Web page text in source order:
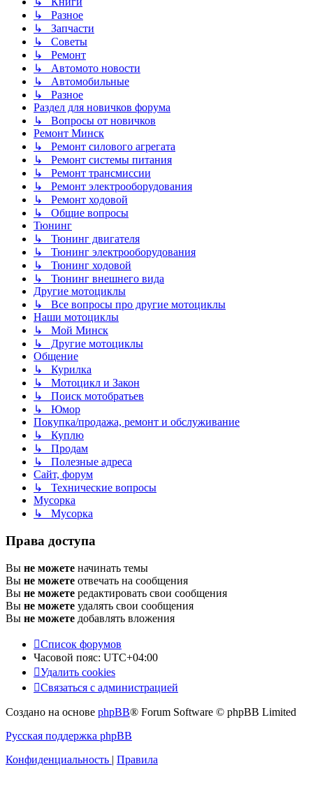
↳ Разное
↳ Запчасти
↳ Советы
↳ Ремонт
↳ Автомото новости
↳ Автомобильные
↳ Разное
Раздел для новичков форума
↳ Вопросы от новичков
Ремонт Минск
↳ Ремонт силового агрегата
↳ Ремонт системы питания
↳ Ремонт трансмиссии
↳ Ремонт электрооборудования
↳ Ремонт ходовой
↳ Общие вопросы
Тюнинг
↳ Тюнинг двигателя
↳ Тюнинг электрооборудования
↳ Тюнинг ходовой
↳ Тюнинг внешнего вида
Другие мотоциклы
↳ Все вопросы про другие мотоциклы
Наши мотоциклы
↳ Мой Минск
↳ Другие мотоциклы
Общение
↳ Курилка
↳ Мотоцикл и Закон
↳ Поиск мотобратьев
↳ Юмор
Покупка/продажа, ремонт и обслуживание
↳ Куплю
↳ Продам
↳ Полезные адреса
Сайт, форум
↳ Технические вопросы
Мусорка
↳ Мусорка
Права доступа
Вы не можете начинать темы
Вы не можете отвечать на сообщения
Вы не можете редактировать свои сообщения
Вы не можете удалять свои сообщения
Вы не можете добавлять вложения
Список форумов
Часовой пояс: UTC+04:00
Удалить cookies
Связаться с администрацией
Создано на основе phpBB® Forum Software © phpBB Limited
Русская поддержка phpBB
Конфиденциальность | Правила